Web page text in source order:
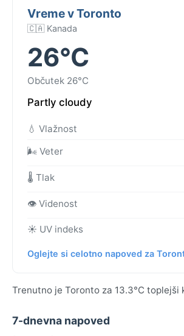
Vreme v Toronto
🇨🇦 Kanada
26°C
Občutek 26°C
Partly cloudy
💧 Vlažnost
🌬️ Veter
🌡️ Tlak
👁️ Videnost
☀️ UV indeks
Oglejte si celotno napoved za
Trenutno je Toronto za 13.3°C toplejši
7-dnevna napoved